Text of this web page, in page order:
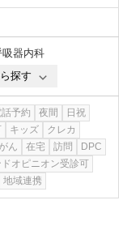
吸器内科
探す
話予約 夜間
日祝
キッズ
クレカ
がん 在宅 訪問
DPC
ドオピニオン受診可
地域連携